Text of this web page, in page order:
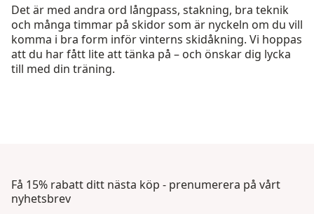
Det är med andra ord långpass, stakning, bra teknik
och många timmar på skidor som är nyckeln om du vill
komma i bra form inför vinterns skidåkning. Vi hoppas
att du har fått lite att tänka på – och önskar dig lycka
till med din träning.
Få 15% rabatt ditt nästa köp - prenumerera på vårt
nyhetsbrev